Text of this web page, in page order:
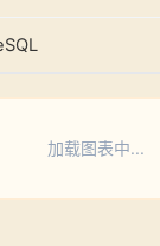
加载图表中...